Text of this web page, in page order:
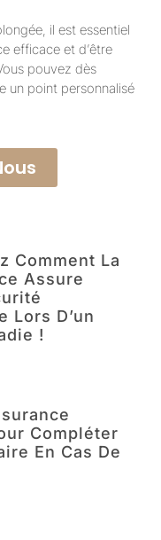
il est essentiel
efficace et d’être
pouvez dès
un point personnalisé
Comment La
Assure
Lors D’un
!
Compléter
En Cas De